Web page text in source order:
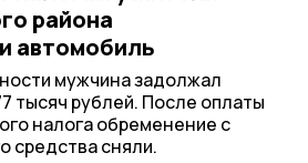
района
автомобиль
мужчина задолжал
тысяч рублей. После оплаты
налога обременение с
средства сняли.